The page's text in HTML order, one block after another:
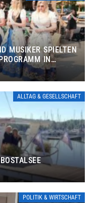
MUSIKER SPIELTEN
IN
ALLTAG & GESELLSCHAFT
POLITIK & WIRTSCHAFT